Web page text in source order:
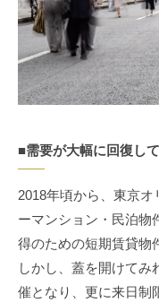
■需要が大幅に回復し
2018年頃から、東京オ
ーマンション・民泊物
得のための短期賃貸物
しかし、蓋を開けてみ
催となり、更に来日制